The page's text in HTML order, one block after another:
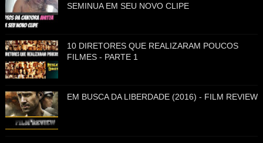
SEMINUA EM SEU NOVO CLIPE
10 DIRETORES QUE REALIZARAM POUCOS
FILMES - PARTE 1
EM BUSCA DA LIBERDADE (2016) - FILM REVIEW